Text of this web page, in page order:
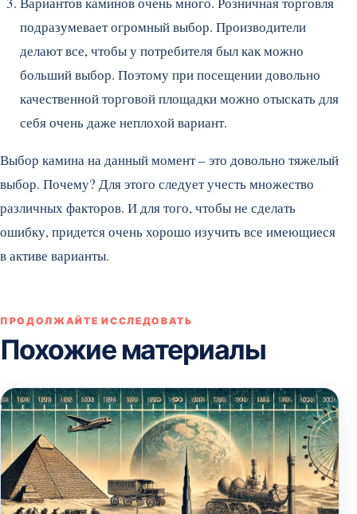
подразумевает огромный выбор. Производители
делают все, чтобы у потребителя был как можно
больший выбор. Поэтому при посещении довольно
качественной торговой площадки можно отыскать для
себя очень даже неплохой вариант.
Выбор камина на данный момент – это довольно тяжелый
выбор. Почему? Для этого следует учесть множество
различных факторов. И для того, чтобы не сделать
ошибку, придется очень хорошо изучить все имеющиеся
в активе варианты.
ПРОДОЛЖАЙТЕ ИССЛЕДОВАТЬ
Похожие материалы